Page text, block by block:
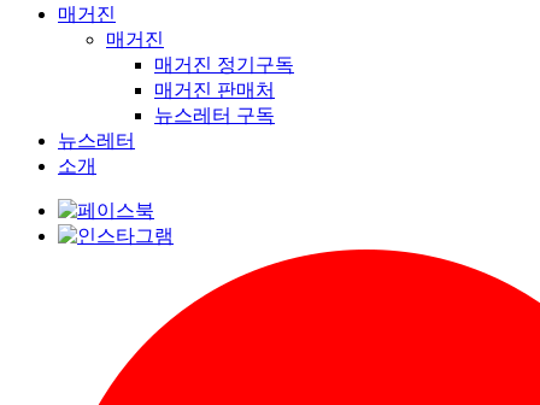
매거진
매거진
매거진 정기구독
매거진 판매처
뉴스레터 구독
뉴스레터
소개